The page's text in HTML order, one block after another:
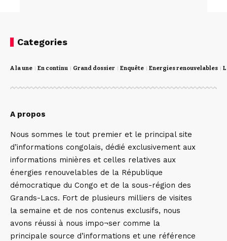
Categories
A la une En continu Grand dossier Enquête Energies renouvelables
A propos
Nous sommes le tout premier et le principal site
d’informations congolais, dédié exclusivement aux
informations minières et celles relatives aux
énergies renouvelables de la République
démocratique du Congo et de la sous-région des
Grands-Lacs. Fort de plusieurs milliers de visites
la semaine et de nos contenus exclusifs, nous
avons réussi à nous impo¬ser comme la
principale source d’informations et une référence